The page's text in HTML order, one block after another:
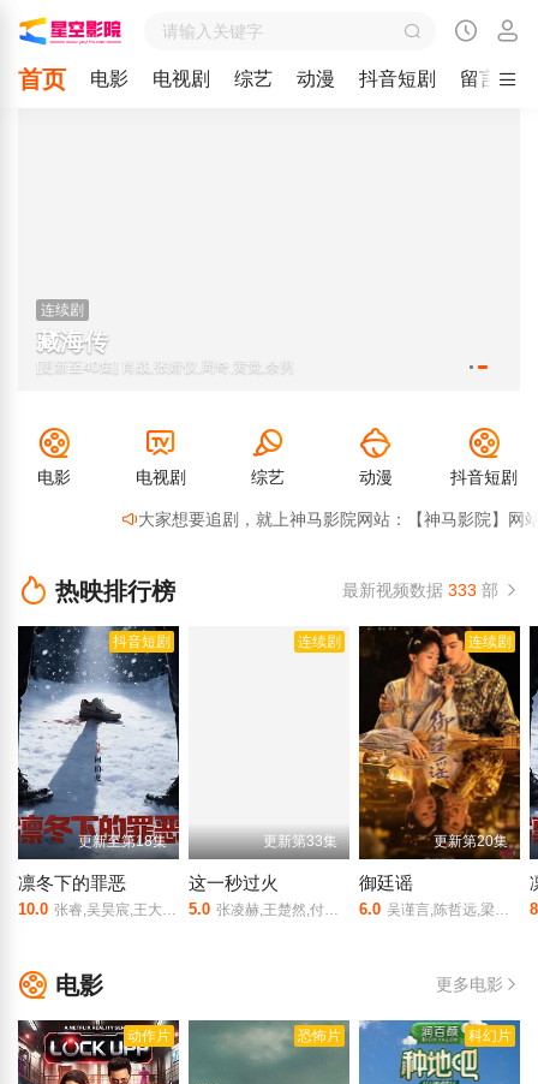
首页 电影 电视剧 综艺 动漫 抖音短剧 留言
连续剧
藏海传
[更新至40集] 肖战,张婧仪,周奇,黄觉,余男
电影 电视剧 综艺 动漫 抖音短剧
大家想要追剧，就上神马影院网站：【神马影院】网站最新
热映排行榜 最新视频数据 333 部
抖音短剧
更新至第18集
凛冬下的罪恶
10.0 张睿,吴昊宸,王大奇,孙之鸿,洪冰瑶,肖涵,嘉泽,李蒲赫,左腾云,何磊,王心嫚,李繁,苏宥辰,刘佳萌,洪爽,刘亭希,窦新豪,刘伟峰,刘朔豪,徐章
连续剧
更新第33集
这一秒过火
5.0 张凌赫,王楚然,付辛博,徐振轩,鹤秋,王籽苏,胡杏儿,沙宝亮,吴莫愁,毛孩,鹿骐,苇青,刘令姿,康可人,陈东阳,黄博远,斓曦,张弓,金俊秀,陈欣予
连续剧
更新第20集
御廷谣
6.0 吴谨言,陈哲远,梁永棋,赵昭仪,张南,郭品超,盛一伦,吴岱融,黄祖鑫,宋麒
电影 更多电影
动作片 恐怖片 科幻片